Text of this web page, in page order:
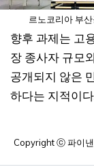
르노코리아 부
향후 과제는 고
장 종사자 규모
공개되지 않은
하다는 지적이
Copyright ⓒ 파이낸